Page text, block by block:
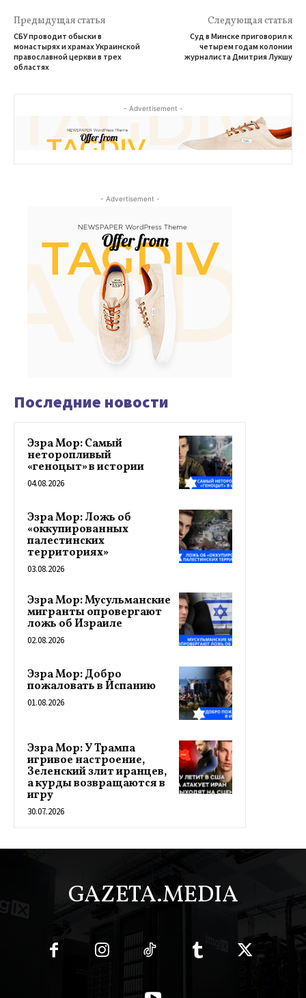
Предыдущая статья
CБУ проводит обыски в
монастырях и храмах Украинской
православной церкви в трех
областях
Следующая статья
Суд в Минске приговорил к
четырем годам колонии
журналиста Дмитрия Лукшу
- Advertisement -
- Advertisement -
Последние новости
Эзра Мор: Самый
неторопливый
«геноцыт» в истории
04.08.2026
Эзра Мор: Ложь об
«оккупированных
палестинских
территориях»
03.08.2026
Эзра Мор: Мусульманские
мигранты опровергают
ложь об Израиле
02.08.2026
Эзра Мор: Добро
пожаловать в Испанию
01.08.2026
Эзра Мор: У Трампа
игривое настроение,
Зеленский злит иранцев,
а курды возвращаются в
игру
30.07.2026
GAZETA.MEDIA